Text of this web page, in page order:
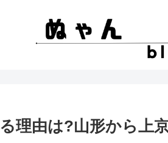
理由は?山形から上